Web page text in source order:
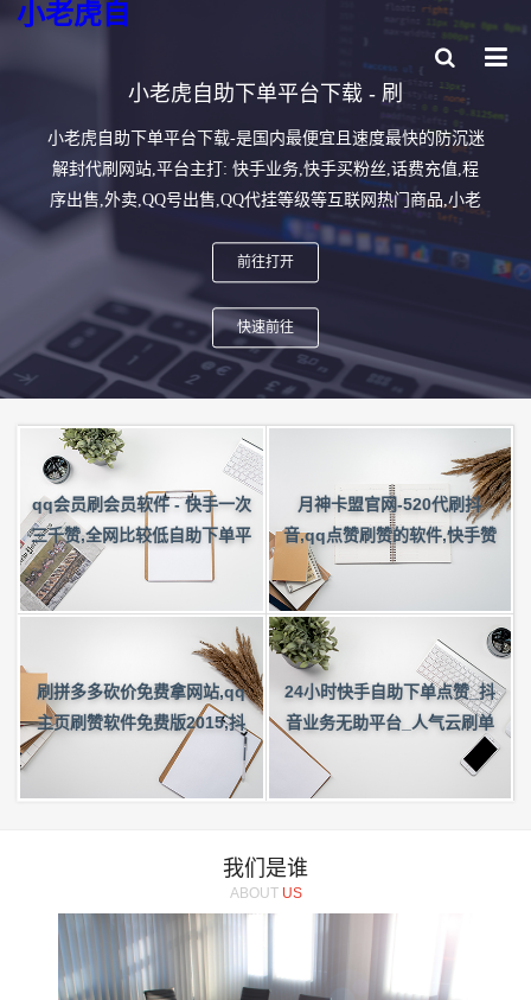
小老虎自
小老虎自助下单平台下载 - 刷
小老虎自助下单平台下载-是国内最便宜且速度最快的防沉迷
解封代刷网站,平台主打: 快手业务,快手买粉丝,话费充值,程
序出售,外卖,QQ号出售,QQ代挂等级等互联网热门商品,小老
虎自助下单平台下载-快来加入我们吧。
前往打开
快速前往
qq会员刷会员软件 - 快手一次
三千赞,全网比较低自助下单平
台,楚轩小铺子免费赞
月神卡盟官网-520代刷抖
音,qq点赞刷赞的软件,快手赞
自助下单平台软件
刷拼多多砍价免费拿网站,qq
主页刷赞软件免费版2015,抖
音免费刷赞网页版-刷赞最低价
24小时快手自助下单点赞_抖
音业务无助平台_人气云刷单
平台 - 微博刷业务软件
我们是谁
ABOUT US